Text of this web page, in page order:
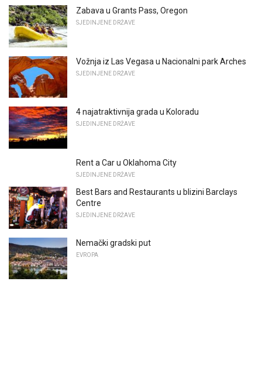
Zabava u Grants Pass, Oregon
SJEDINJENE DRŽAVE
Vožnja iz Las Vegasa u Nacionalni park Arches
SJEDINJENE DRŽAVE
4 najatraktivnija grada u Koloradu
SJEDINJENE DRŽAVE
Rent a Car u Oklahoma City
SJEDINJENE DRŽAVE
Best Bars and Restaurants u blizini Barclays
Centre
SJEDINJENE DRŽAVE
Nemački gradski put
EVROPA